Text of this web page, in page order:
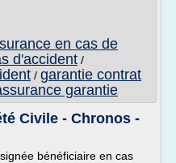
en cas de
d'accident /
/ garantie contrat
garantie
Civile - Chronos -
bénéficiaire en cas